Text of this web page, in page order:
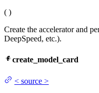
( )
Create the accelerator and
DeepSpeed, etc.).
create_model_card
< source >